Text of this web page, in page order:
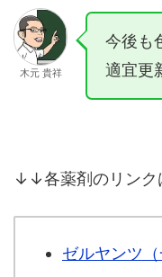
木元 貴祥
今後も
適宜更
↓↓各薬剤のリン
ゼルヤンツ（